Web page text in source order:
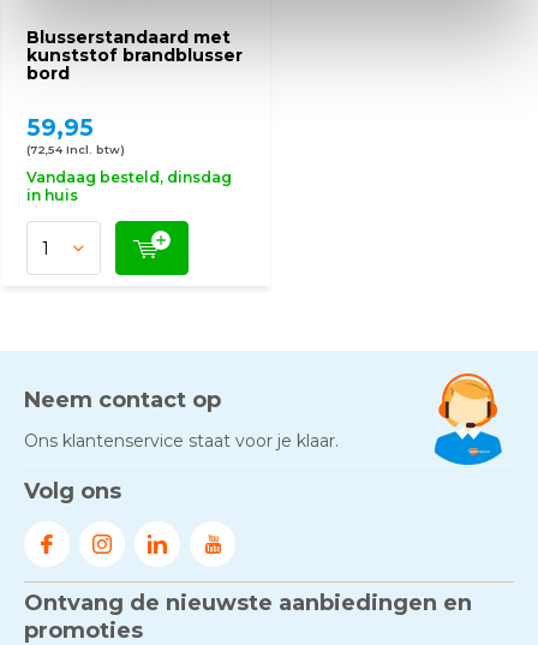
Blusserstandaard met
kunststof brandblusser
bord
59,95
(72,54 Incl. btw)
Vandaag besteld, dinsdag
in huis
Neem contact op
Ons klantenservice staat voor je klaar.
Volg ons
Ontvang de nieuwste aanbiedingen en
promoties